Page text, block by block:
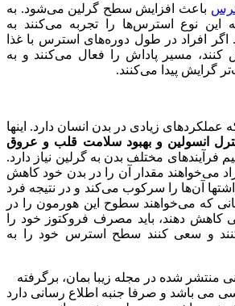
باعث افزایش سطح گرلین می‌شود. به
این نوع استرس‌ها را تجربه می‌کنند به
اگر افراد در طول دوره‌های استرس با غذا
مسیر پاداش را فعال می‌کنند و به
گرایش پیدا می‌کنند.
عملکردهای زیادی در بدن انسان دارد. اینها
انسولین و بهبود سلامت قلب و عروق
فرآیندهای مختلف بدن به گرلین نیاز دارد.
می‌خواهند مقدار آن را در بدن خود کاهش
اشتها آن‌ها را سرکوب می‌کند و در نتیجه فرد
که می‌خواهند سطوح این هورمون را در
کاهش دهند، باید مصرف فروکتوز خود را
و سعی کنند سطح استرس خود را به
منتشر شده در مجله زیبا بمان، برگرفته
می باشد و صرفا جنبه اطلاع رسانی دارد